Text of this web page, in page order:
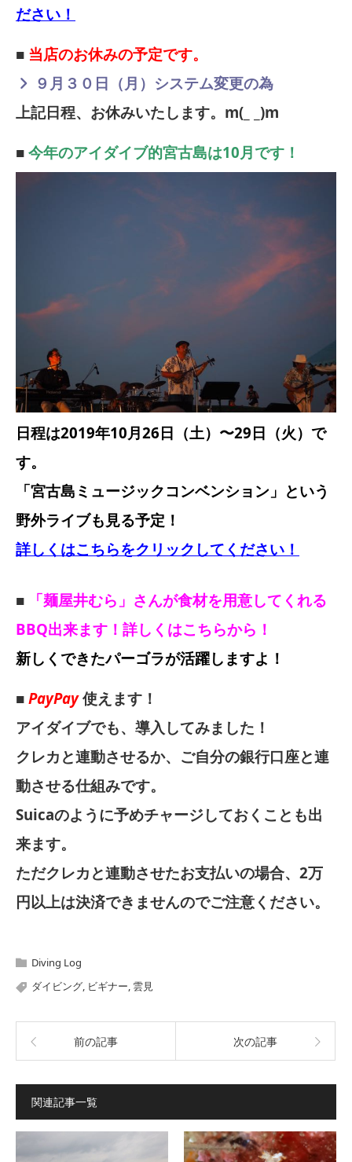
ださい！
■ 当店のお休みの予定です。
９月３０日（月）システム変更の為
上記日程、お休みいたします。m(_ _)m
■ 今年のアイダイブ的宮古島は10月です！
日程は2019年10月26日（土）〜29日（火）で
す。
「宮古島ミュージックコンベンション」という
野外ライブも見る予定！
詳しくはこちらをクリックしてください！
■
「麺屋井むら」さんが食材を用意してくれる
BBQ出来ます！詳しくはこちらから！
新しくできたパーゴラが活躍しますよ！
■ PayPay使えます！
アイダイブでも、導入してみました！
クレカと連動させるか、ご自分の銀行口座と連
動させる仕組みです。
Suicaのように予めチャージしておくことも出
来ます。
ただクレカと連動させたお支払いの場合、2万
円以上は決済できませんのでご注意ください。
Diving Log
ダイビング, ビギナー, 雲見
前の記事 次の記事
関連記事一覧